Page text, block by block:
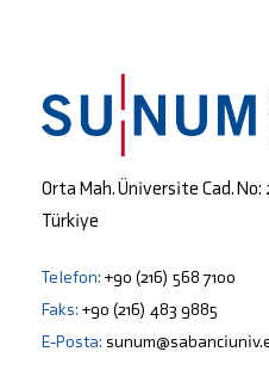
Orta Mah. Üniversite Cad.
Türkiye
Telefon: +90 (216) 568 7100
Faks: +90 (216) 483 9885
E-Posta: